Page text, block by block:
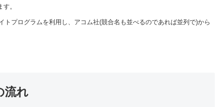
。
プログラムを利用し、アコム社(競合名も並べるのであれば並列で)から
流れ